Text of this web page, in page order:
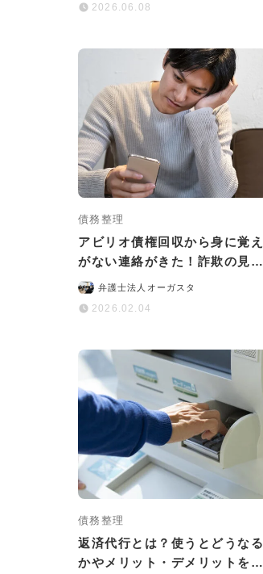
2026.06.08
債務整理
アビリオ債権回収から身に覚え
がない連絡がきた！詐欺の見分
け方や正しい対処法を解説
弁護士法人オーガスタ
2026.02.04
債務整理
返済代行とは？使うとどうなる
かやメリット・デメリットをわ